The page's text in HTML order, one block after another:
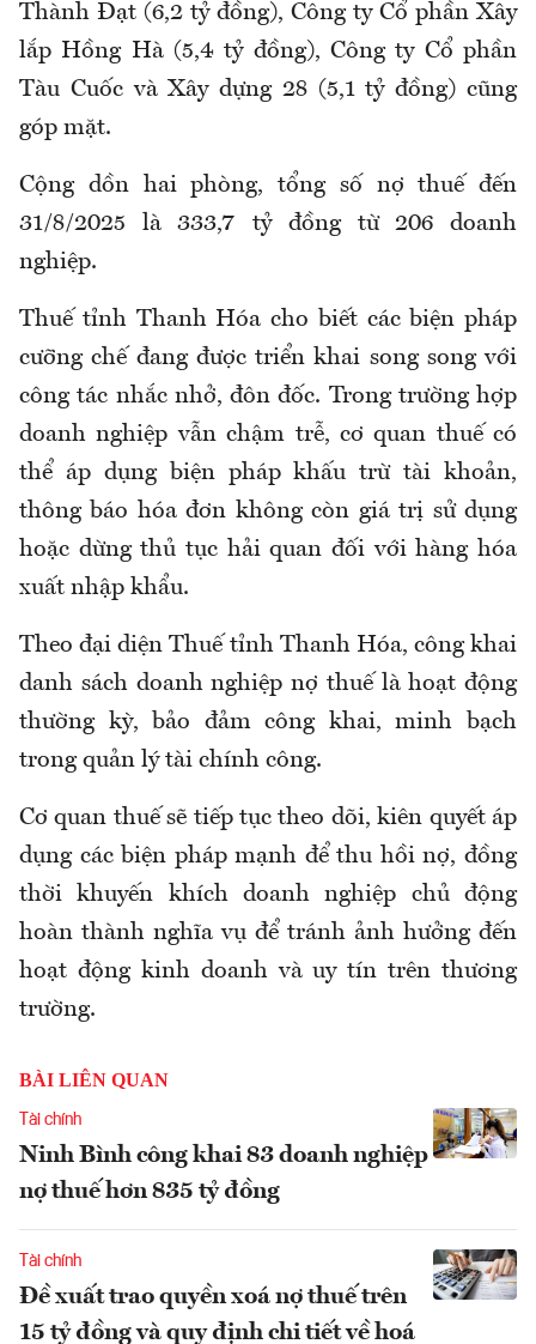
Thành Đạt (6,2 tỷ đồng), Công ty Cổ phần Xây
lắp Hồng Hà (5,4 tỷ đồng), Công ty Cổ phần
Tàu Cuốc và Xây dựng 28 (5,1 tỷ đồng) cũng
góp mặt.
Cộng dồn hai phòng, tổng số nợ thuế đến
31/8/2025 là 333,7 tỷ đồng từ 206 doanh
nghiệp.
Thuế tỉnh Thanh Hóa cho biết các biện pháp
cưỡng chế đang được triển khai song song với
công tác nhắc nhở, đôn đốc. Trong trường hợp
doanh nghiệp vẫn chậm trễ, cơ quan thuế có
thể áp dụng biện pháp khấu trừ tài khoản,
thông báo hóa đơn không còn giá trị sử dụng
hoặc dừng thủ tục hải quan đối với hàng hóa
xuất nhập khẩu.
Theo đại diện Thuế tỉnh Thanh Hóa, công khai
danh sách doanh nghiệp nợ thuế là hoạt động
thường kỳ, bảo đảm công khai, minh bạch
trong quản lý tài chính công.
Cơ quan thuế sẽ tiếp tục theo dõi, kiên quyết áp
dụng các biện pháp mạnh để thu hồi nợ, đồng
thời khuyến khích doanh nghiệp chủ động
hoàn thành nghĩa vụ để tránh ảnh hưởng đến
hoạt động kinh doanh và uy tín trên thương
trường.
BÀI LIÊN QUAN
Tài chính
Ninh Bình công khai 83 doanh nghiệp
nợ thuế hơn 835 tỷ đồng
Tài chính
Đề xuất trao quyền xoá nợ thuế trên
15 tỷ đồng và quy định chi tiết về hoá